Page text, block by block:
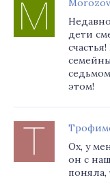
дети
этом!
Ох, у
он с
поняла,